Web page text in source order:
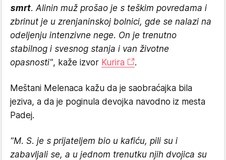
smrt. Alinin muž prošao je s teškim povredama i
zbrinut je u zrenjaninskoj bolnici, gde se nalazi na
odeljenju intenzivne nege. On je trenutno
stabilnog i svesnog stanja i van životne
opasnosti", kaže izvor Kurira .
Meštani Melenaca kažu da je saobraćajka bila
jeziva, a da je poginula devojka navodno iz mesta
Padej.
"M. S. je s prijateljem bio u kafiću, pili su i
zabavljali se, a u jednom trenutku njih dvojica su